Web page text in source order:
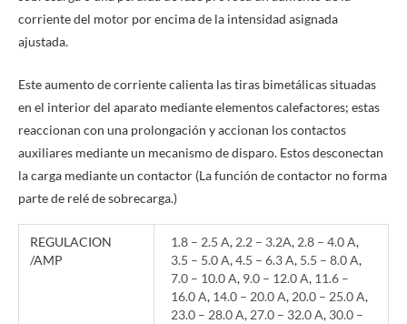
corriente del motor por encima de la intensidad asignada
ajustada.
Este aumento de corriente calienta las tiras bimetálicas situadas
en el interior del aparato mediante elementos calefactores; estas
reaccionan con una prolongación y accionan los contactos
auxiliares mediante un mecanismo de disparo. Estos desconectan
la carga mediante un contactor (La función de contactor no forma
parte de relé de sobrecarga.)
REGULACION
/AMP
1.8 – 2.5 A,2.2 – 3.2A,2.8 – 4.0 A,
3.5 – 5.0 A,4.5 – 6.3 A, 5.5 – 8.0 A,
7.0 – 10.0 A, 9.0 – 12.0 A, 11.6 –
16.0 A, 14.0 – 20.0 A,20.0 – 25.0 A,
23.0 – 28.0 A,27.0 – 32.0 A, 30.0 –